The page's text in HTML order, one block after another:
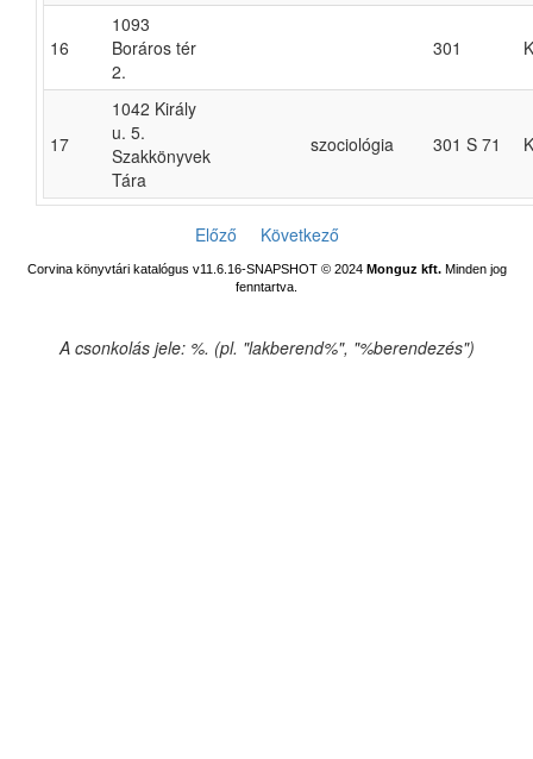
16
1093
Boráros tér
2.
301
17
1042 Király
u. 5.
Szakkönyvek
Tára
szociológia 301 S 71
Előző Következő
Corvina könyvtári katalógus v11.6.16-SNAPSHOT© 2024 Monguz kft.Minden jog
fenntartva.
A csonkolás jele: %. (pl. "lakberend%", "%berendezés")